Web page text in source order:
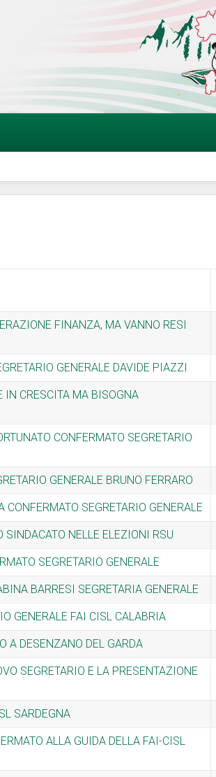
FINANZA, MA VANNO RESI
GENERALE DAVIDE PIAZZI
IN CRESCITA MA BISOGNA
CONFERMATO SEGRETARIO
GENERALE BRUNO FERRARO
SEGRETARIO GENERALE
NELLE ELEZIONI RSU
SEGRETARIO GENERALE
BARRESI SEGRETARIA GENERALE
GENERALE FAI CISL CALABRIA
A DESENZANO DEL GARDA
SEGRETARIO E LA PRESENTAZIONE
SARDEGNA
ALLA GUIDA DELLA FAI-CISL